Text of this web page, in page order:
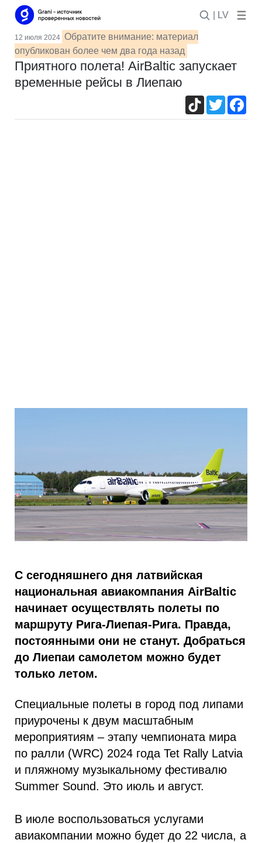
| LV
12 июля 2024 Обратите внимание: материал
опубликован более чем два года назад
Приятного полета! АirBaltic запускает
временные рейсы в Лиепаю
TikTokTwitter
С сегодняшнего дня латвийская
национальная авиакомпания АirBaltic
начинает осуществлять полеты по
маршруту Рига-Лиепая-Рига. Правда,
постоянными они не станут. Добраться
до Лиепаи самолетом можно будет
только летом.
Специальные полеты в город под липами
приурочены к двум масштабным
мероприятиям – этапу чемпионата мира
по ралли (WRC) 2024 года Tet Rally Latvia
и пляжному музыкальному фестивалю
Summer Sound. Это июль и август.
В июле воспользоваться услугами
авиакомпании можно будет до 22 числа, а